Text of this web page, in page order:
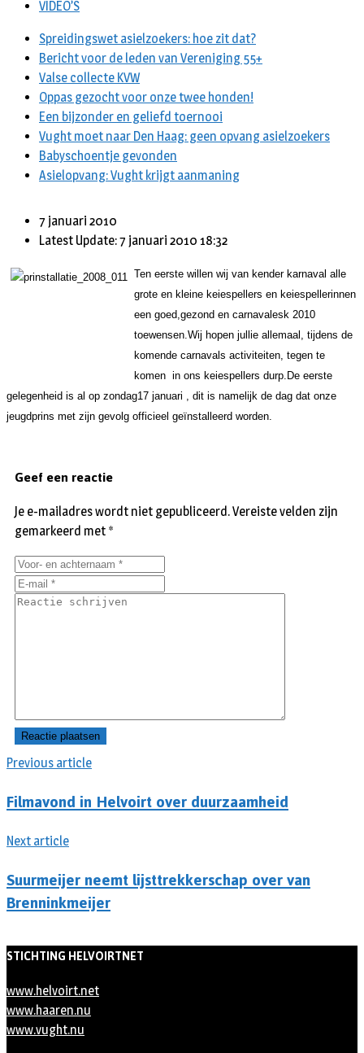
VIDEO’S
Spreidingswet asielzoekers: hoe zit dat?
Bericht voor de leden van Vereniging 55+
Valse collecte KVW
Oppas gezocht voor onze twee honden!
Een bijzonder en geliefd toernooi
Vught moet naar Den Haag: geen opvang asielzoekers
Babyschoentje gevonden
Asielopvang: Vught krijgt aanmaning
7 januari 2010
Latest Update: 7 januari 2010 18:32
Ten eerste willen wij van kender karnaval alle
grote en kleine keiespellers en keiespellerinnen
een goed,gezond en carnavalesk 2010
toewensen.Wij hopen jullie allemaal, tijdens de
komende carnavals activiteiten, tegen te
komen in ons keiespellers durp. De eerste
gelegenheid is al op zondag17 januari , dit is namelijk de dag dat onze
jeugdprins met zijn gevolg officieel geïnstalleerd worden.
Previous article
Filmavond in Helvoirt over duurzaamheid
Next article
Suurmeijer neemt lijsttrekkerschap over van
Brenninkmeijer
Geef een reactie
Je e-mailadres wordt niet gepubliceerd.Vereiste velden zijn
gemarkeerd met *
STICHTING HELVOIRTNET
www.helvoirt.net
www.haaren.nu
www.vught.nu